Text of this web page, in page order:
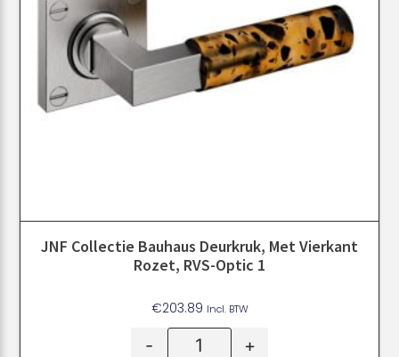
JNF Collectie Bauhaus Deurkruk, Met Vierkant
Rozet, RVS-Optic 1
€203.89 Incl. BTW
- +